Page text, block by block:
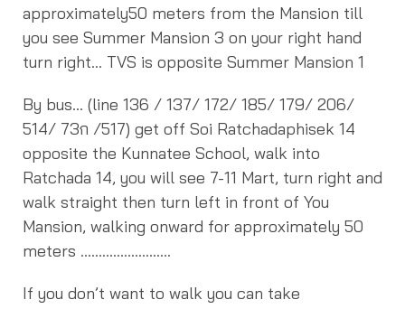
approximately50 meters from the Mansion till
you see Summer Mansion 3 on your right hand
turn right… TVS is opposite Summer Mansion 1
By bus… (line 136 / 137/ 172/ 185/ 179/ 206/
514/ 73ก /517) get off Soi Ratchadaphisek 14
opposite the Kunnatee School, walk into
Ratchada 14, you will see 7-11 Mart, turn right and
walk straight then turn left in front of You
Mansion, walking onward for approximately 50
meters …………………….
If you don’t want to walk you can take